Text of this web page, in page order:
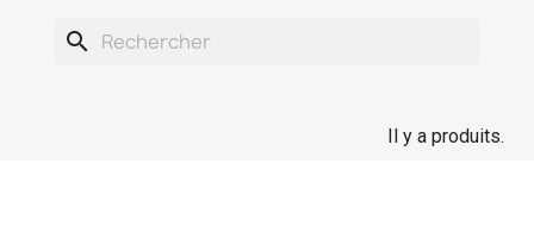
search
Il y a produits.